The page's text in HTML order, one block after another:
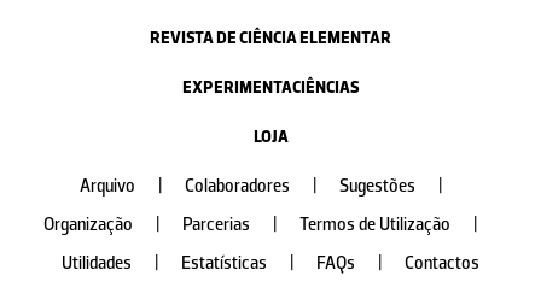
REVISTA DE CIÊNCIA ELEMENTAR
EXPERIMENTACIÊNCIAS
LOJA
Arquivo Colaboradores Sugestões
Organização
Parcerias Termos de Utilização
Utilidades
Estatísticas FAQs Contactos